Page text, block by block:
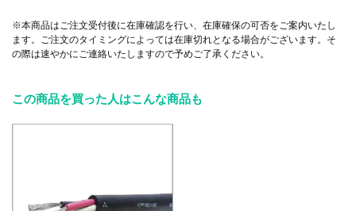
※本商品はご注文受付後に在庫確認を行い、在庫確保の可否をご案内いたし
ます。ご注文のタイミングによっては在庫切れとなる場合がございます。そ
の際は速やかにご連絡いたしますので予めご了承ください。
この商品を買った人はこんな商品も